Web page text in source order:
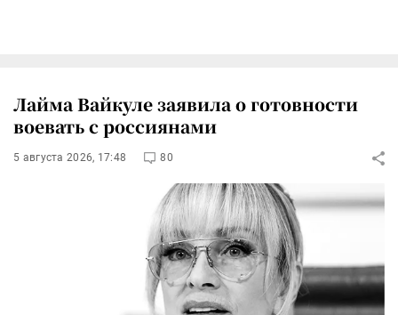
Лайма Вайкуле заявила о готовности
воевать с россиянами
5 августа 2026, 17:48 80